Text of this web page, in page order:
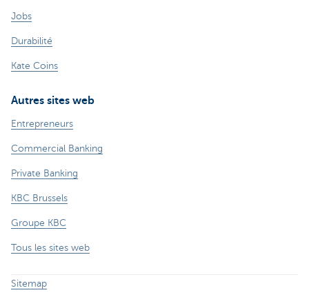
Jobs
Durabilité
Kate Coins
Autres sites web
Entrepreneurs
Commercial Banking
Private Banking
KBC Brussels
Groupe KBC
Tous les sites web
Sitemap